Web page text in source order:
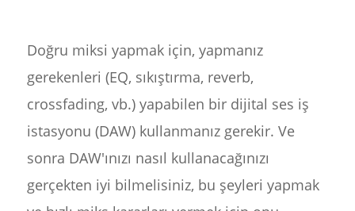
Doğru miksi yapmak için, yapmanız
gerekenleri (EQ, sıkıştırma, reverb,
crossfading, vb.) yapabilen bir dijital ses iş
istasyonu (DAW) kullanmanız gerekir. Ve
sonra DAW'ınızı nasıl kullanacağınızı
gerçekten iyi bilmelisiniz, bu şeyleri yapmak